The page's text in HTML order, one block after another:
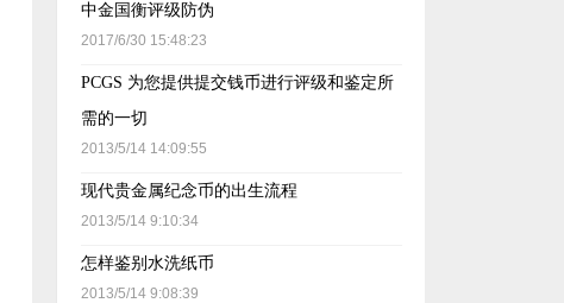
中金国衡评级防伪
2017/6/30 15:48:23
PCGS 为您提供提交钱币进行评级和鉴定所
需的一切
2013/5/14 14:09:55
现代贵金属纪念币的出生流程
2013/5/14 9:10:34
怎样鉴别水洗纸币
2013/5/14 9:08:39